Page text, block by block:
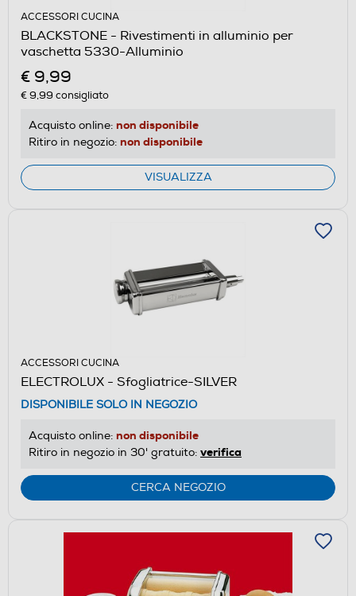
ACCESSORI CUCINA
BLACKSTONE - Rivestimenti in alluminio per
vaschetta 5330-Alluminio
€ 9,99
€ 9,99 consigliato
Acquisto online: non disponibile
Ritiro in negozio: non disponibile
VISUALIZZA
ACCESSORI CUCINA
ELECTROLUX - Sfogliatrice-SILVER
DISPONIBILE SOLO IN NEGOZIO
Acquisto online: non disponibile
Ritiro in negozio in 30' gratuito: verifica
CERCA NEGOZIO